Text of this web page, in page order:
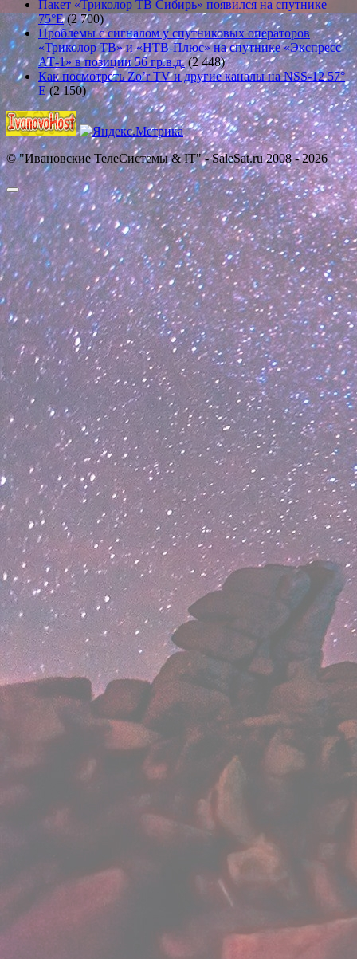
Пакет «Триколор ТВ Сибирь» появился на спутнике
75°E (2 700)
Проблемы с сигналом у спутниковых операторов
«Триколор ТВ» и «НТВ-Плюс» на спутнике «Экспресс
АТ-1» в позиции 56 гр.в.д. (2 448)
Как посмотреть Zo’r TV и другие каналы на NSS-12 57°
E (2 150)
© "Ивановские ТелеСистемы & IT" - SaleSat.ru 2008 - 2026
Прокрутить
вверх